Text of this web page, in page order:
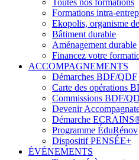
Formations intra-
Ekopolis, organisme
Bâtiment durable
Aménagement durable
Financez votre
ACCOMPAGNEMENTS
Démarches BDF/QDF
Carte des opérations
Commissions BDF/
Devenir
Démarche
Programme ÉduRénov
Dispositif PENSÉE+
ÉVÉNEMENTS